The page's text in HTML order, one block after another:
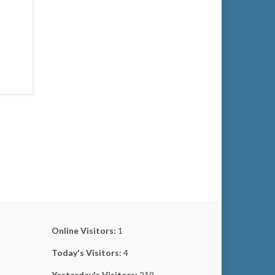
Online Visitors: 1
Today's Visitors: 4